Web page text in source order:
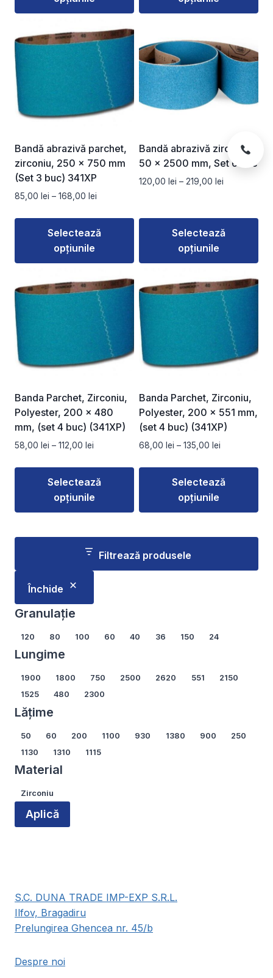
produs
are
mai
multe
variații.
Opțiunile
fi
alese
în
produsului.
are
mai
multe
variații.
Opțiunile
fi
alese
pagina
Bandă abrazivă parchet,
zirconiu, 250 x 750 mm
(Set 3 buc) 341XP
85,00 lei – 168,00 lei
prețuri:
85,00 lei
Selectează
opțiunile
produs
are
mai
multe
variații.
Opțiunile
fi
alese
în
produsului.
Bandă abrazivă zirconiu
50 x 2500 mm, Set 6 buc
120,00 lei – 219,00 lei
120,00 lei
până
Selectează
opțiunile
produs
are
mai
multe
variații.
Opțiunile
fi
alese
în
produsului.
Banda Parchet, Zirconiu,
Polyester, 200 x 480
mm, (set 4 buc) (341XP)
58,00 lei – 112,00 lei
prețuri:
58,00 lei
până
Selectează
opțiunile
produs
multe
variații.
Opțiunile
alese
Banda Parchet, Zirconiu,
Polyester, 200 x 551 mm,
(set 4 buc) (341XP)
68,00 lei – 135,00 lei
prețuri:
68,00 lei
Selectează
opțiunile
produs
are
mai
fi
Filtrează produsele
Închide
Granulație
Granulație
120 80 100 60 40 36 150 24
Lungime
Lungime
1900 1800 750 2500 2620 551
2150
1525
480 2300
Lățime
Lățime
50 60 200 1100 930 1380 900
250
1130
1310 1115
Material
Material
Zirconiu
Aplică
S.C. DUNA TRADE IMP-EXP S.R.L.
Ilfov, Bragadiru
Prelungirea Ghencea nr. 45/b
Despre noi